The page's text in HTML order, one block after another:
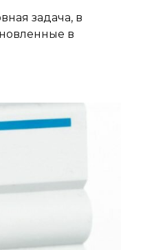
задача, в
в